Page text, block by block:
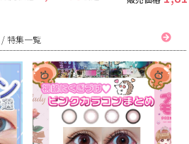
/特集一覧